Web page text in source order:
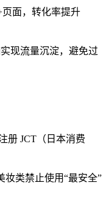
页面，转化率提升
现流量沉淀，避免过
册 JCT（日本消费
妆类禁止使用“最安全”